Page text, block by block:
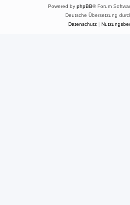
Powered by phpBB® Forum
Deutsche Übersetzung
Datenschutz|